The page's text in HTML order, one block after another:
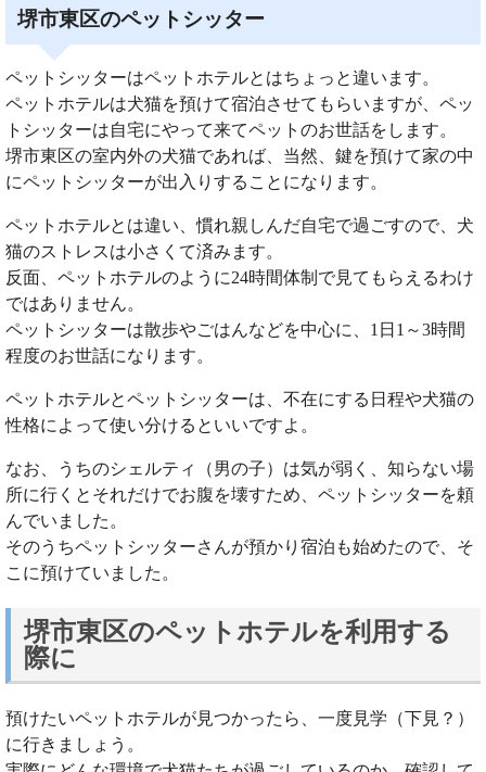
堺市東区のペットシッター
ペットシッターはペットホテルとはちょっと違います。
ペットホテルは犬猫を預けて宿泊させてもらいますが、ペッ
トシッターは自宅にやって来てペットのお世話をします。
堺市東区の室内外の犬猫であれば、当然、鍵を預けて家の中
にペットシッターが出入りすることになります。
ペットホテルとは違い、慣れ親しんだ自宅で過ごすので、犬
猫のストレスは小さくて済みます。
反面、ペットホテルのように24時間体制で見てもらえるわけ
ではありません。
ペットシッターは散歩やごはんなどを中心に、1日1～3時間
程度のお世話になります。
ペットホテルとペットシッターは、不在にする日程や犬猫の
性格によって使い分けるといいですよ。
なお、うちのシェルティ（男の子）は気が弱く、知らない場
所に行くとそれだけでお腹を壊すため、ペットシッターを頼
んでいました。
そのうちペットシッターさんが預かり宿泊も始めたので、そ
こに預けていました。
堺市東区のペットホテルを利用する
際に
預けたいペットホテルが見つかったら、一度見学（下見？）
に行きましょう。